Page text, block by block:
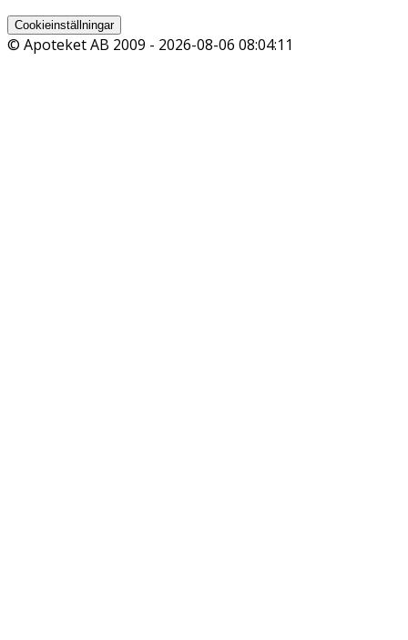
Cookieinställningar
© Apoteket AB 2009 - 2026-08-06 08:04:11